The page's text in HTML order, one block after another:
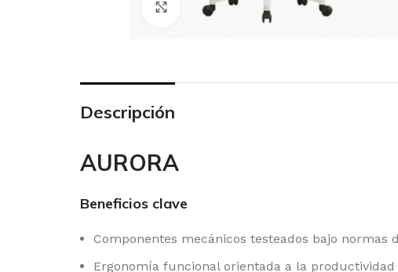
Click to enlarge
Descripción
AURORA
Beneficios clave
Componentes mecánicos testeados bajo normas
Ergonomía funcional orientada a la productividad